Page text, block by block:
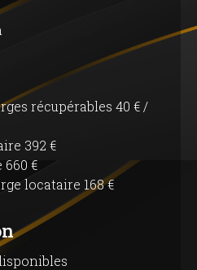
récupérables 40 € /
392 €
660 €
locataire 168 €